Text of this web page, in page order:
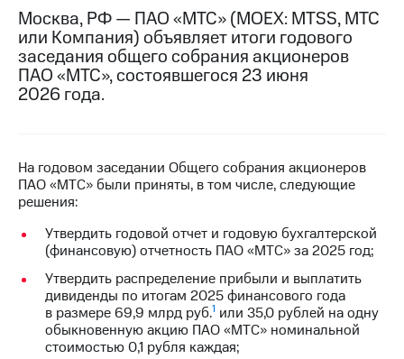
Контакты
Медиа-центр
Пресс-
релизы
Достижения
Интервью
Финансовая
отчетность
Контакты
Пригласить
спикера
Москва, РФ — ПАО «МТС» (MOEX: MTSS, МТС
или Компания) объявляет итоги годового
заседания общего собрания акционеров
ПАО «МТС», состоявшегося 23 июня
2026 года.
На годовом заседании Общего собрания акционеров
ПАО «МТС» были приняты, в том числе, следующие
решения:
Утвердить годовой отчет и годовую бухгалтерской
(финансовую) отчетность ПАО «МТС» за 2025 год;
Утвердить распределение прибыли и выплатить
дивиденды по итогам 2025 финансового года
в размере 69,9 млрд руб.1 или 35,0 рублей на одну
обыкновенную акцию ПАО «МТС» номинальной
стоимостью 0,1 рубля каждая;